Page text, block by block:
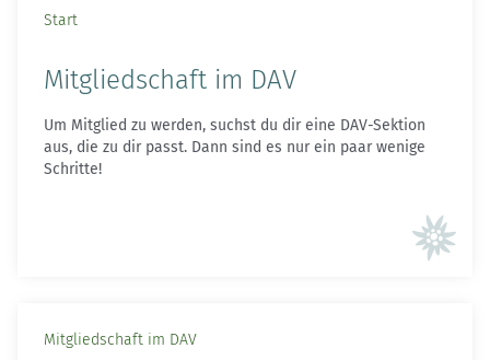
Start
Mitgliedschaft im DAV
Um Mitglied zu werden, suchst du dir eine DAV-Sektion
aus, die zu dir passt. Dann sind es nur ein paar wenige
Schritte!
Mitgliedschaft im DAV